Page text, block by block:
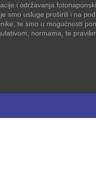
i održavanja
smo usluge proširili i na
te smo u mogućnosti
normama, te